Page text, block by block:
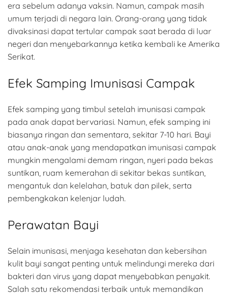
era sebelum adanya vaksin. Namun, campak masih
umum terjadi di negara lain. Orang-orang yang tidak
divaksinasi dapat tertular campak saat berada di luar
negeri dan menyebarkannya ketika kembali ke Amerika
Serikat.
Efek Samping Imunisasi Campak
Efek samping yang timbul setelah imunisasi campak
pada anak dapat bervariasi. Namun, efek samping ini
biasanya ringan dan sementara, sekitar 7-10 hari. Bayi
atau anak-anak yang mendapatkan imunisasi campak
mungkin mengalami demam ringan, nyeri pada bekas
suntikan, ruam kemerahan di sekitar bekas suntikan,
mengantuk dan kelelahan, batuk dan pilek, serta
pembengkakan kelenjar ludah.
Perawatan Bayi
Selain imunisasi, menjaga kesehatan dan kebersihan
kulit bayi sangat penting untuk melindungi mereka dari
bakteri dan virus yang dapat menyebabkan penyakit.
Salah satu rekomendasi terbaik untuk memandikan